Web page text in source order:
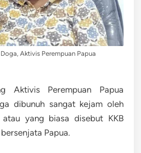
Aktivis Perempuan Papua
Aktivis Perempuan Papua
dibunuh sangat kejam oleh
atau yang biasa disebut KKB
Papua.